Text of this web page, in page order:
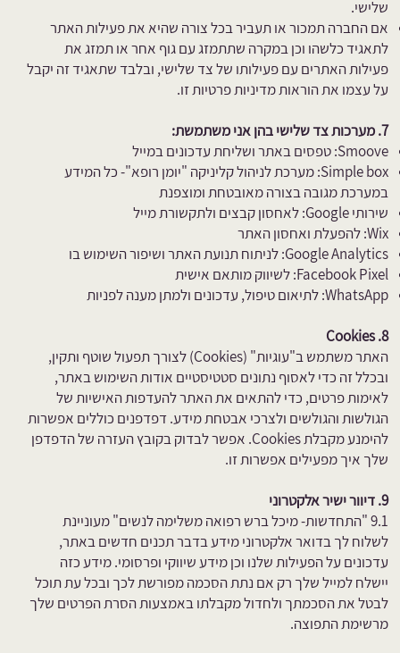
שלישי.
אם החברה תמכור או תעביר בכל צורה שהיא את פעילות האתר
לתאגיד כלשהו וכן במקרה שתתמזג עם גוף אחר או תמזג את
פעילות האתרים עם פעילותו של צד שלישי, ובלבד שתאגיד זה יקבל
על עצמו את הוראות מדיניות פרטיות זו.
7. מערכות צד שלישי בהן אני משתמשת:
Smoove: טפסים באתר ושליחת עדכונים במייל
Simple box: מערכת לניהול קליניקה "יומן רופא"- כל המידע
במערכת מגובה בצורה מאובטחת ומוצפנת
שירותי Google: לאחסון קבצים ולתקשורת מייל
Wix: להפעלת ואחסון האתר
Google Analytics: לניתוח תנועת האתר ושיפור השימוש בו
Facebook Pixel: לשיווק מותאם אישית
WhatsApp: לתיאום טיפול, עדכונים ולמתן מענה לפניות
8. Cookies
האתר משתמש ב"עוגיות" (Cookies) לצורך תפעול שוטף ותקין,
ובכלל זה כדי לאסוף נתונים סטטיסטיים אודות השימוש באתר,
לאימות פרטים, כדי להתאים את האתר להעדפות האישיות של
הגולשות והגולשים ולצרכי אבטחת מידע. דפדפנים כוללים אפשרות
להימנע מקבלת Cookies. אפשר לבדוק בקובץ העזרה של הדפדפן
שלך איך מפעילים אפשרות זו.
​9. דיוור ישיר אלקטרוני
9.1 "התחדשות- מיכל ברש רפואה משלימה לנשים" מעוניינת
לשלוח לך בדואר אלקטרוני מידע בדבר תכנים חדשים באתר,
עדכונים על הפעילות שלנו וכן מידע שיווקי ופרסומי. מידע כזה
יישלח למייל שלך רק אם נתת הסכמה מפורשת לכך ובכל עת תוכל
לבטל את הסכמתך ולחדול מקבלתו באמצעות הסרת הפרטים שלך
מרשימת התפוצה.